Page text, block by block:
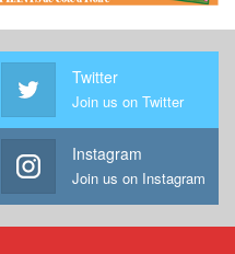
Twitter
Join us on Twitter
Instagram
Join us on Instagram